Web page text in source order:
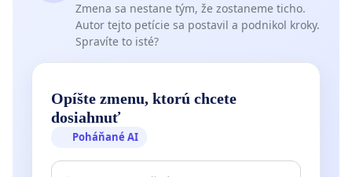
Zmena sa nestane tým, že zostaneme ticho.
Autor tejto petície sa postavil a podnikol kroky.
Spravíte to isté?
Opíšte zmenu, ktorú chcete
dosiahnuť
Poháňané AI